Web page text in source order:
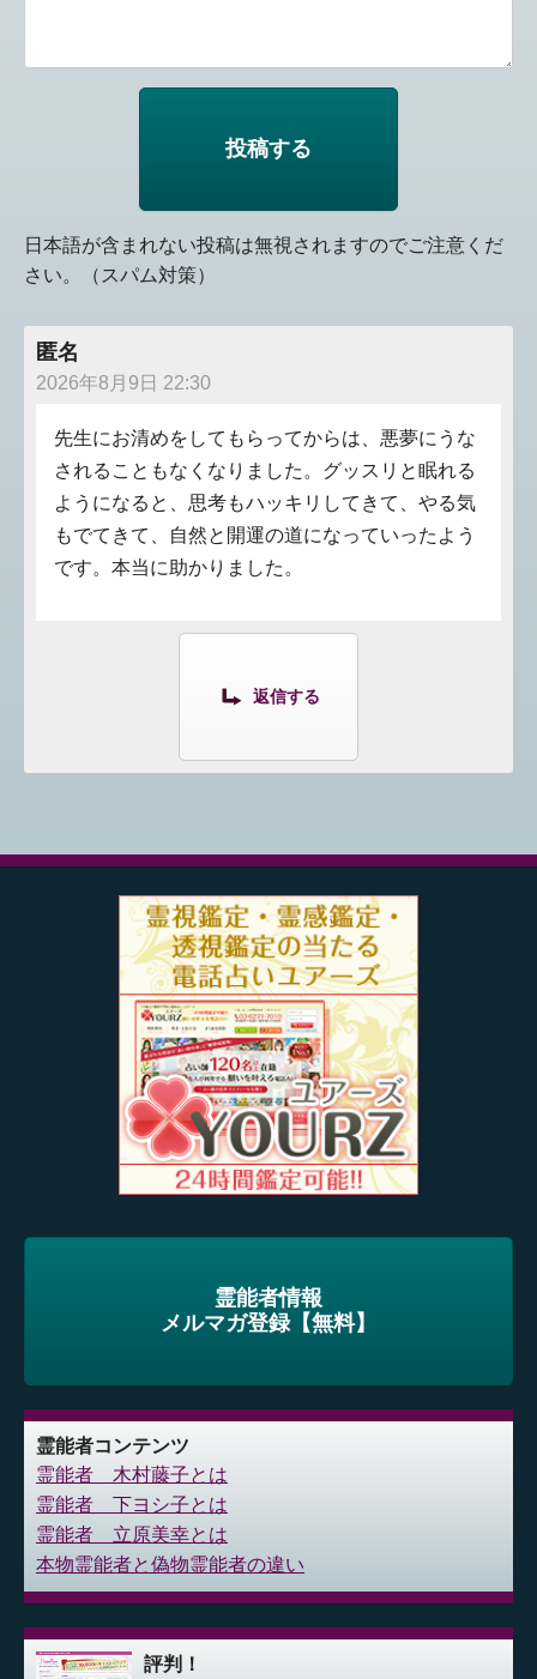
日本語が含まれない投稿は無視されますのでご注意くだ
さい。（スパム対策）
匿名
2026年8月9日 22:30
先生にお清めをしてもらってからは、悪夢にうな
されることもなくなりました。グッスリと眠れる
ようになると、思考もハッキリしてきて、やる気
もでてきて、自然と開運の道になっていったよう
です。本当に助かりました。
返信する
霊能者情報
メルマガ登録【無料】
霊能者コンテンツ
霊能者 木村藤子とは
霊能者 下ヨシ子とは
霊能者 立原美幸とは
本物霊能者と偽物霊能者の違い
評判！